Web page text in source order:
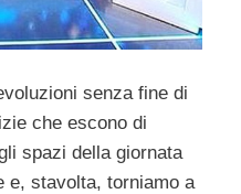
senza fine di
che escono di
spazi della giornata
e, stavolta, torniamo a